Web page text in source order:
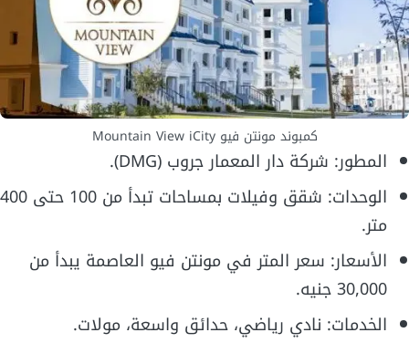
كمبوند مونتن فيو Mountain View iCity
المطور: شركة دار المعمار جروب (DMG).
الوحدات: شقق وفيلات بمساحات تبدأ من 100 حتى 400
متر.
الأسعار: سعر المتر في مونتن فيو العاصمة يبدأ من
30,000 جنيه.
الخدمات: نادي رياضي، حدائق واسعة، مولات.